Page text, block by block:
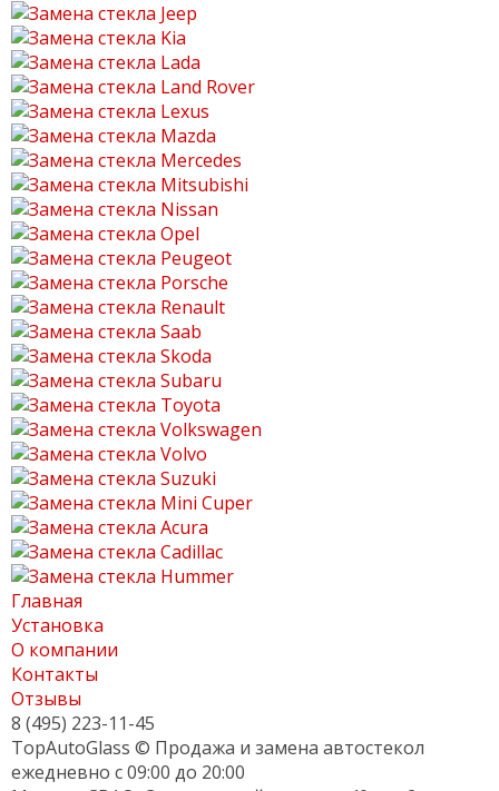
Главная
Установка
О компании
Контакты
Отзывы
8 (495) 223-11-45
TopAutoGlass © Продажа и замена автостекол
ежедневно с 09:00 до 20:00